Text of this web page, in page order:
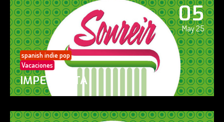
05
May 25
spanish indie pop
Vacaciones
IMPERFECTA